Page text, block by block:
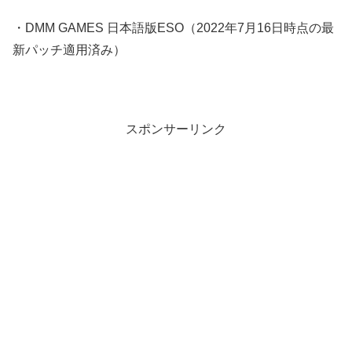
・DMM GAMES 日本語版ESO（2022年7月16日時点の最
新パッチ適用済み）
スポンサーリンク